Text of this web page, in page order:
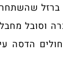
וסובל
הדסה